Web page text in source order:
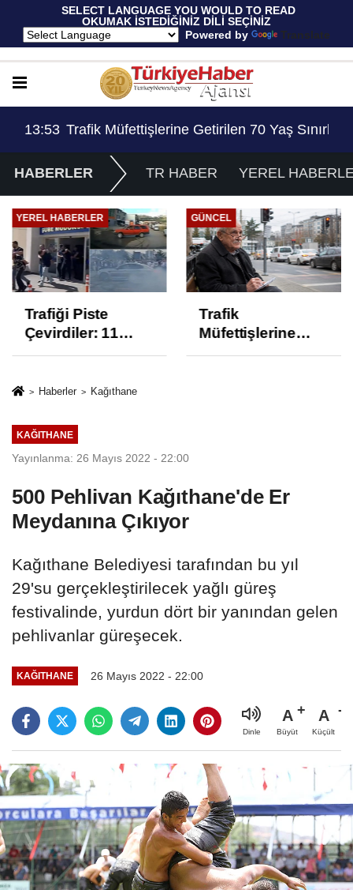
SELECT LANGUAGE YOU WOULD TO READ
OKUMAK İSTEDİĞİNİZ DİLİ SEÇİNİZ
Powered by
Translate
Adil Mi..?
14:45 Emniyet Genel Müdürlüğüne 6 Bin 250
HABERLER TR HABER YEREL
GÜNCEL
Trafik
Müfettişlerine
Getirilen 70 Yaş
Mi..?
GÜNCEL
Fahri Trafik
Müfettişleri
Derneği’nden
Haberler Kağıthane
KAĞITHANE
Yayınlanma: 26 Mayıs 2022 - 22:00
500 Pehlivan Kağıthane'de Er
Meydanına Çıkıyor
Kağıthane Belediyesi tarafından bu yıl
29'su gerçekleştirilecek yağlı güreş
festivalinde, yurdun dört bir yanından gelen
pehlivanlar güreşecek.
KAĞITHANE 26 Mayıs 2022 - 22:00
Dinle
A
Büyüt
A
Küçült